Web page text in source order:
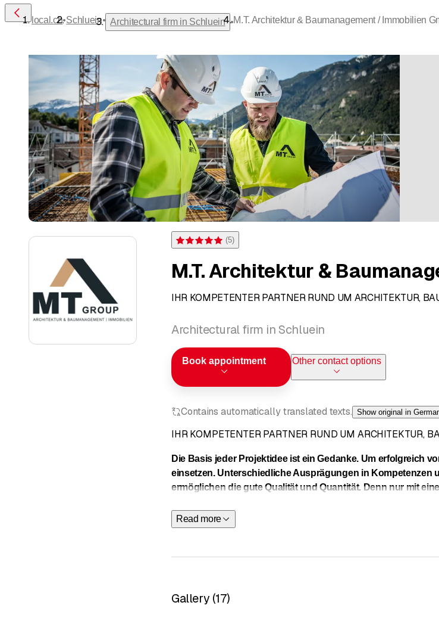
Rating 5 of 5 stars from 5 ratings
(5)
M.T. Architektur &
IHR KOMPETENTER PARTNER RUND UM ARCHITEKTUR,
Architectural firm in Schluein
Book appointment Other contact options
Contains automatically translated texts. Show original in
IHR KOMPETENTER PARTNER RUND UM ARCHITEKTUR,
Die Basis jeder Projektidee ist ein Gedanke. Um erfolgreich
einsetzen. Unterschiedliche Ausprägungen in
ermöglichen die gute Qualität und Quantität. Denn nur mit
täglichen Umsetzung individueller Kundenprojekte. Wir
Geleitet werden wir dabei von folgenden Zielsetzungen: clevere
Read more
Gallery (17)
local.ch•Schluein• Architectural firm in Schluein •M.T. Architektur & Baumanagement / Immobilien